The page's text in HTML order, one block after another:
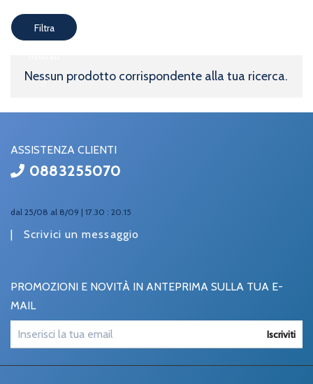
Filtra
Nessun prodotto corrispondente alla tua ricerca.
ASSISTENZA CLIENTI
0883255070
dal 25/08 al 8/09 | 17.30 : 20.15
| Scrivici un messaggio
PROMOZIONI E NOVITÀ IN ANTEPRIMA SULLA TUA E-
MAIL
Iscriviti